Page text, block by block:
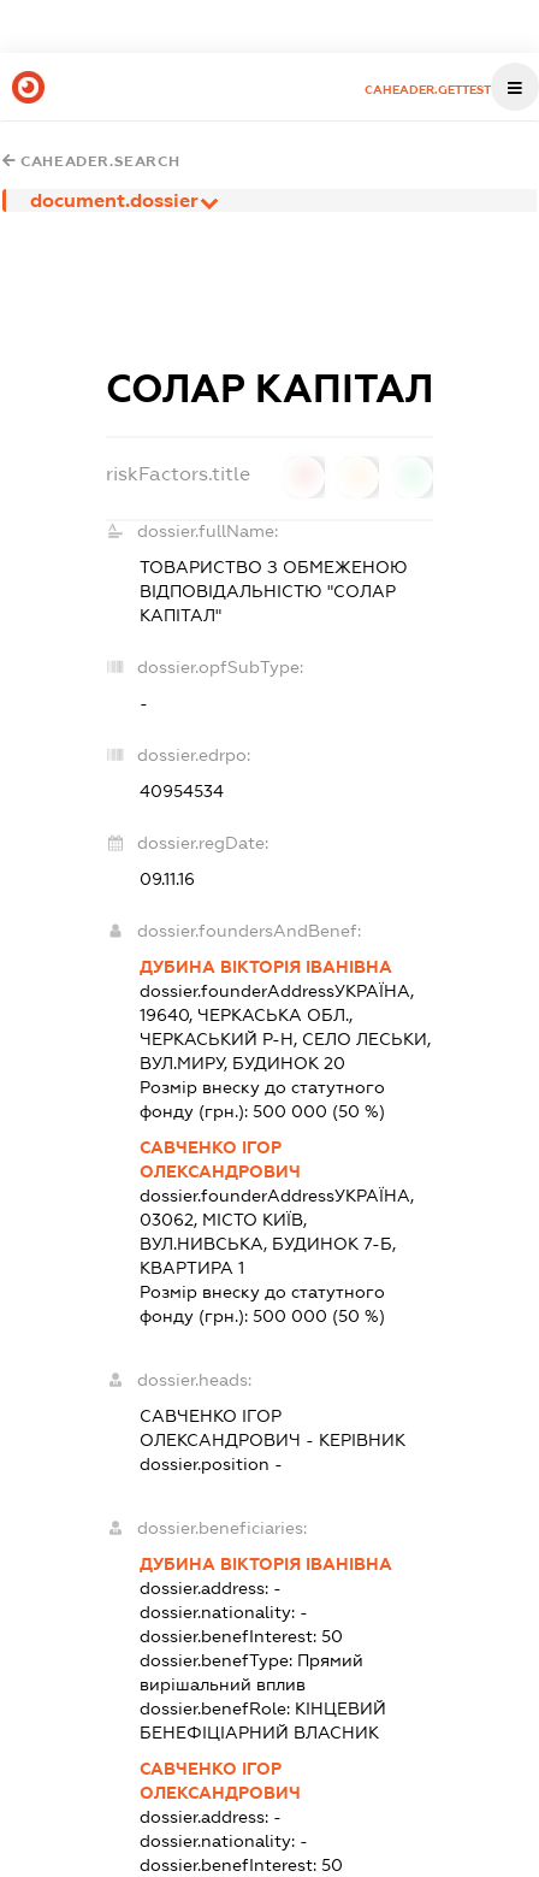
CAHEADER.GETTEST
CAHEADER.SEARCH
document.dossier
СОЛАР КАПІТАЛ
riskFactors.title
dossier.fullName:
ТОВАРИСТВО З ОБМЕЖЕНОЮ
ВІДПОВІДАЛЬНІСТЮ "СОЛАР
КАПІТАЛ"
dossier.opfSubType:
-
dossier.edrpo:
40954534
dossier.regDate:
09.11.16
dossier.foundersAndBenef:
ДУБИНА ВІКТОРІЯ ІВАНІВНА
dossier.founderAddressУКРАЇНА,
19640, ЧЕРКАСЬКА ОБЛ.,
ЧЕРКАСЬКИЙ Р-Н, СЕЛО ЛЕСЬКИ,
ВУЛ.МИРУ, БУДИНОК 20
Розмір внеску до статутного
фонду (грн.): 500 000 (50 %)
САВЧЕНКО ІГОР
ОЛЕКСАНДРОВИЧ
dossier.founderAddressУКРАЇНА,
03062, МІСТО КИЇВ,
ВУЛ.НИВСЬКА, БУДИНОК 7-Б,
КВАРТИРА 1
Розмір внеску до статутного
фонду (грн.): 500 000 (50 %)
dossier.heads:
САВЧЕНКО ІГОР
ОЛЕКСАНДРОВИЧ - КЕРІВНИК
dossier.position -
dossier.beneficiaries:
ДУБИНА ВІКТОРІЯ ІВАНІВНА
dossier.address: -
dossier.nationality: -
dossier.benefInterest: 50
dossier.benefType: Прямий
вирішальний вплив
dossier.benefRole: КІНЦЕВИЙ
БЕНЕФІЦІАРНИЙ ВЛАСНИК
САВЧЕНКО ІГОР
ОЛЕКСАНДРОВИЧ
dossier.address: -
dossier.nationality: -
dossier.benefInterest: 50